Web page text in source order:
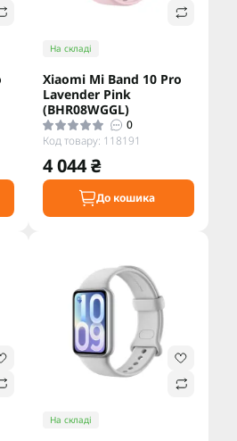
На складі
Xiaomi Mi Band 10 Pro
Lavender Pink
(BHR08WGGL)
0
Код товару: 118191
4 044 ₴
До кошика
На складі